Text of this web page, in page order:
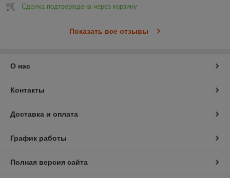
Сделка подтверждена через корзину
Показать все отзывы
О нас
Контакты
Доставка и оплата
График работы
Полная версия сайта